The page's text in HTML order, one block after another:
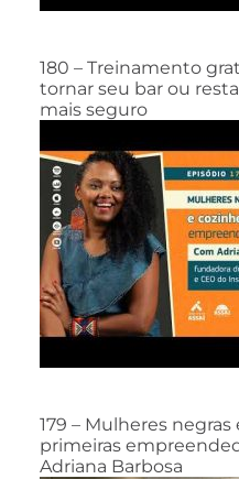
180 – Treinamento
tornar seu bar ou
mais seguro
179 – Mulheres negras
primeiras
Adriana Barbosa